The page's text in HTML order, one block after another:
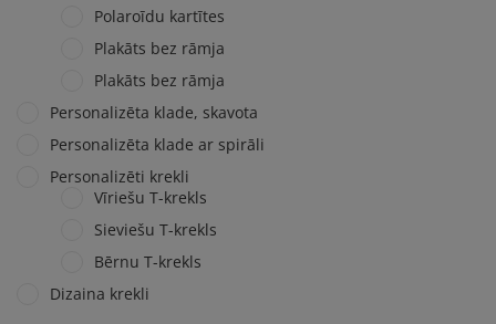
Polaroīdu kartītes
Plakāts bez rāmja
Plakāts bez rāmja
Personalizēta klade, skavota
Personalizēta klade ar spirāli
Personalizēti krekli
Vīriešu T-krekls
Sieviešu T-krekls
Bērnu T-krekls
Dizaina krekli